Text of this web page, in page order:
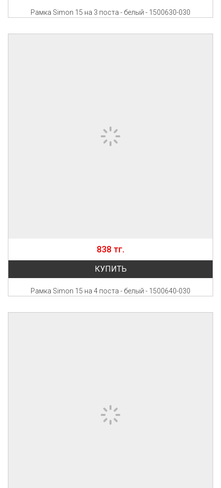
Рамка Simon 15 на 3 поста - белый - 1500630-030
838 тг.
КУПИТЬ
Рамка Simon 15 на 4 поста - белый - 1500640-030